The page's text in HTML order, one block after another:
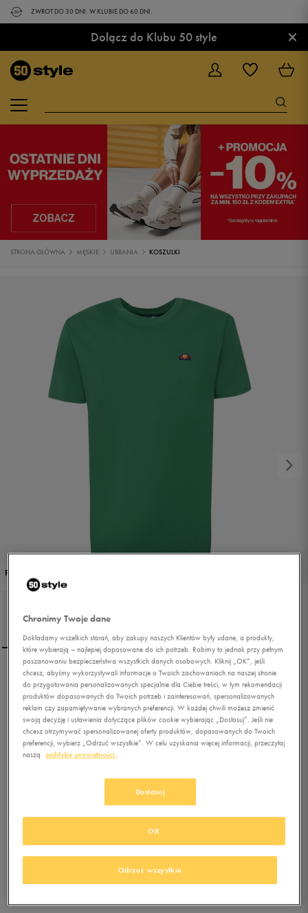
ZWROT DO 30 DNI. W KLUBIE DO 60 DNI.
Dołącz do Klubu 50 style ×
STRONA GŁÓWNA MĘSKIE UBRANIA KOSZULKI
PROMO: DO -30%
ELLESSE T-SHIRT AZZINA
GREEN
5.0 (2)
(cena bezpośrednio przed promocją)
-7%(najniższa cena z 30 dni przed obniżką)
51,99złz Vat
KLUBIE 50 STYLE
Chronimy Twoje dane
Dokładamy wszelkich starań, aby zakupy naszych Klientów były udane, a produkty,
które wybierają – najlepiej dopasowane do ich potrzeb. Robimy to jednak przy pełnym
poszanowaniu bezpieczeństwa wszystkich danych osobowych. Kliknij „OK”, jeśli
chcesz, abyśmy wykorzystywali informacje o Twoich zachowaniach na naszej stronie
do przygotowania personalizowanych specjalnie dla Ciebie treści, w tym rekomendacji
produktów dopasowanych do Twoich potrzeb i zainteresowań, spersonalizowanych
reklam czy zapamiętywanie wybranych preferencji. W każdej chwili możesz zmienić
swoją decyzję i ustawienia dotyczące plików cookie wybierając „Dostosuj”. Jeśli nie
chcesz otrzymywać spersonalizowanej oferty produktów, dopasowanych do Twoich
preferencji, wybierz „Odrzuć wszystkie”. W celu uzyskania więcej informacji, przeczytaj
naszą
politykę prywatności.
Dostosuj
Odrzuć wszystkie
OK